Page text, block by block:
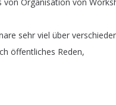
sehr viel über
öffentliches Reden,